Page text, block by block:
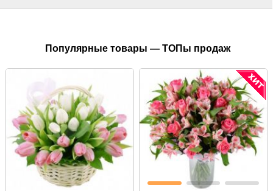
Популярные товары — ТОПы продаж